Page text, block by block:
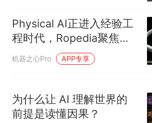
Physical AI正进入经验工
程时代，Ropedia聚焦全
链路数据基建，完成数千
万美元融资
机器之心Pro APP专享
为什么让 AI 理解世界的
前提是读懂因果？